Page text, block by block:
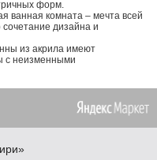
форм.
ванная комната – мечта всей
дизайна и
из акрила имеют
с неизменными